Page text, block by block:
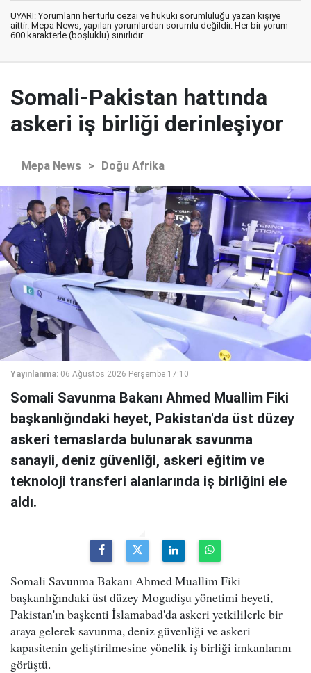
UYARI: Yorumların her türlü cezai ve hukuki sorumluluğu yazan kişiye
aittir. Mepa News, yapılan yorumlardan sorumlu değildir. Her bir yorum
600 karakterle (boşluklu) sınırlıdır.
Somali-Pakistan hattında
askeri iş birliği derinleşiyor
Mepa News > Doğu Afrika
Yayınlanma: 06 Ağustos 2026 Perşembe 17:10
Somali Savunma Bakanı Ahmed Muallim Fiki
başkanlığındaki heyet, Pakistan'da üst düzey
askeri temaslarda bulunarak savunma
sanayii, deniz güvenliği, askeri eğitim ve
teknoloji transferi alanlarında iş birliğini ele
aldı.
Somali Savunma Bakanı Ahmed Muallim Fiki
başkanlığındaki üst düzey Mogadişu yönetimi heyeti,
Pakistan'ın başkenti İslamabad'da askeri yetkililerle bir
araya gelerek savunma, deniz güvenliği ve askeri
kapasitenin geliştirilmesine yönelik iş birliği imkanlarını
görüştü.